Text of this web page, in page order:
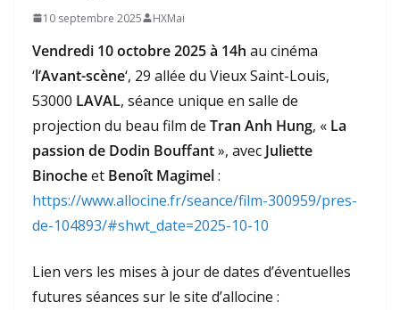
10 septembre 2025 HXMai
Vendredi 10 octobre 2025 à 14h au cinéma
‘l’Avant-scène‘, 29 allée du Vieux Saint-Louis,
53000 LAVAL, séance unique en salle de
projection du beau film de Tran Anh Hung, « La
passion de Dodin Bouffant», avec Juliette
Binocheet Benoît Magimel:
https://www.allocine.fr/seance/film-300959/pres-
de-104893/#shwt_date=2025-10-10
Lien vers les mises à jour de dates d’éventuelles
futures séances sur le site d’allocine :